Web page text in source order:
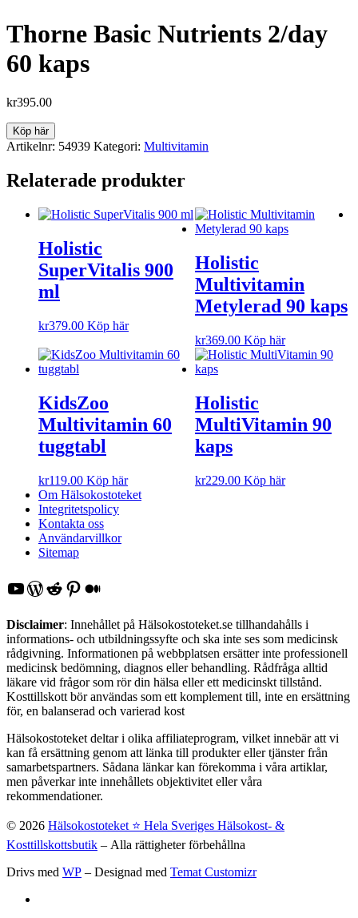
Thorne Basic Nutrients 2/day
60 kaps
kr395.00
Köp här
Artikelnr: 54939 Kategori: Multivitamin
Relaterade produkter
Holistic
SuperVitalis 900
ml
kr379.00 Köp här
Holistic
Multivitamin
Metylerad 90 kaps
kr369.00 Köp här
KidsZoo
Multivitamin 60
tuggtabl
kr119.00 Köp här
Holistic
MultiVitamin 90
kaps
kr229.00 Köp här
Om Hälsokostoteket
Integritetspolicy
Kontakta oss
Användarvillkor
Sitemap
YouTube
WordPress
Reddit
Pinterest
Medium
Disclaimer: Innehållet på Hälsokostoteket.se tillhandahålls i
informations- och utbildningssyfte och ska inte ses som medicinsk
rådgivning. Informationen på webbplatsen ersätter inte professionell
medicinsk bedömning, diagnos eller behandling. Rådfråga alltid
läkare vid frågor som rör din hälsa eller ett medicinskt tillstånd.
Kosttillskott bör användas som ett komplement till, inte en ersättning
för, en balanserad och varierad kost
Hälsokostoteket deltar i olika affiliateprogram, vilket innebär att vi
kan få ersättning genom att länka till produkter eller tjänster från
samarbetspartners. Sådana länkar kan förekomma i våra artiklar,
men påverkar inte innehållets objektivitet eller våra
rekommendationer.
© 2026 Hälsokostoteket ⭐️ Hela Sveriges Hälsokost- &
Kosttillskottsbutik – Alla rättigheter förbehållna
Drivs med WP – Designad med Temat Customizr